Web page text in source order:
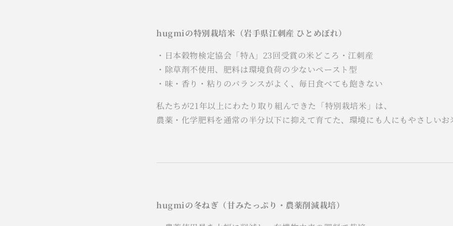
hugmiの特別栽培米（岩手県江刺産 ひとめぼれ）
・日本穀物検定協会「特A」23回受賞の米どころ・江刺産
・除草剤不使用、肥料は環境負荷の少ないペースト型
・味・香り・粘りのバランスがよく、毎日食べても飽きない
私たちが21年以上にわたり取り組んできた「特別栽培米」は、
農薬・化学肥料を通常の半分以下に抑えて育てた、環境にも人にもやさしいお
hugmiの冬ねぎ（甘みたっぷり・農薬削減栽培）